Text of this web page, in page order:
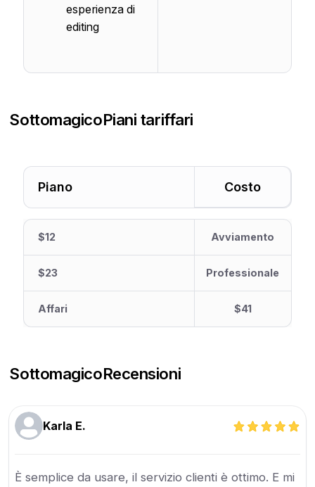
esperienza di
editing
SottomagicoPiani tariffari
Piano Costo
$12 Avviamento
$23 Professionale
Affari $41
SottomagicoRecensioni
Karla E.
È semplice da usare, il servizio clienti è ottimo. E mi